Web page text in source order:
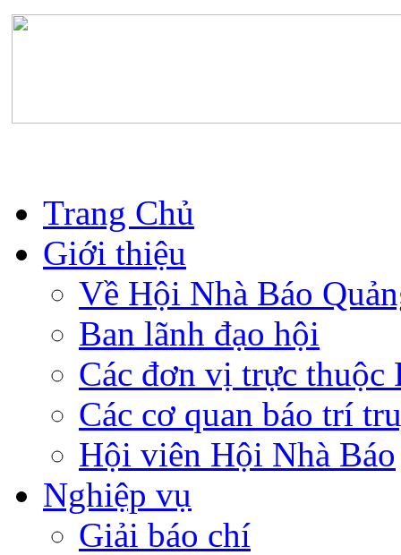
Trang Chủ
Giới thiệu
Về Hội Nhà Báo
Ban lãnh đạo hội
Các đơn vị trực thuộc
Các cơ quan báo trí
Hội viên Hội Nhà Báo
Nghiệp vụ
Giải báo chí